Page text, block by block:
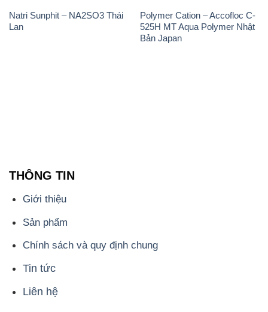
Natri Sunphit – NA2SO3 Thái
Lan
Polymer Cation – Accofloc C-
525H MT Aqua Polymer Nhật
Bản Japan
THÔNG TIN
Giới thiệu
Sản phẩm
Chính sách và quy định chung
Tin tức
Liên hệ